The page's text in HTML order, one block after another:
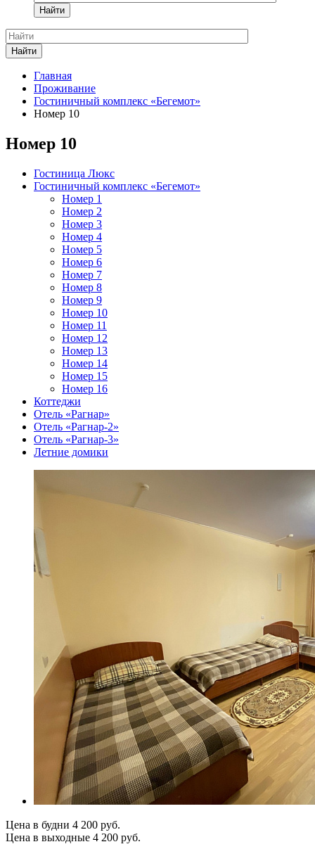
Найти
Найти
Главная
Проживание
Гостиничный комплекс «Бегемот»
Номер 10
Номер 10
Гостиница Люкс
Гостиничный комплекс «Бегемот»
Номер 1
Номер 2
Номер 3
Номер 4
Номер 5
Номер 6
Номер 7
Номер 8
Номер 9
Номер 10
Номер 11
Номер 12
Номер 13
Номер 14
Номер 15
Номер 16
Коттеджи
Отель «Рагнар»
Отель «Рагнар-2»
Отель «Рагнар-3»
Летние домики
Цена в будни 4 200 руб.
Цена в выходные 4 200 руб.